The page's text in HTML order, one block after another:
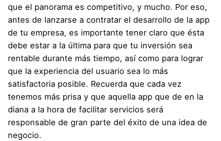
que el panorama es competitivo, y mucho. Por eso,
antes de lanzarse a contratar el desarrollo de la app
de tu empresa, es importante tener claro que ésta
debe estar a la última para que tu inversión sea
rentable durante más tiempo, así como para lograr
que la experiencia del usuario sea lo más
satisfactoria posible. Recuerda que cada vez
tenemos más prisa y que aquella app que de en la
diana a la hora de facilitar servicios será
responsable de gran parte del éxito de una idea de
negocio.